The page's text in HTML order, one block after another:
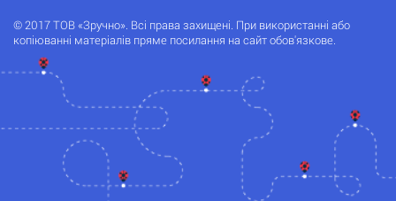
© 2017 ТОВ «Зручно». Всі права захищені. При використанні або
копіюванні матеріалів пряме посилання на сайт обов'язкове.